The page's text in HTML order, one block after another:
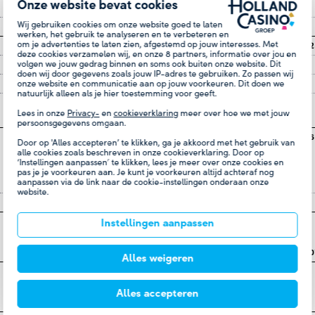
Onze website bevat cookies
Wij gebruiken cookies om onze website goed te laten
werken, het gebruik te analyseren en te verbeteren en
om je advertenties te laten zien, afgestemd op jouw interesses. Met
deze cookies verzamelen wij, en onze8partners, informatie over jou en
volgen we jouw gedrag binnen en soms ook buiten onze website. Dit
doen wij door gegevens zoals jouw IP-adres te gebruiken. Zo passen wij
onze website en communicatie aan op jouw voorkeuren. Dit doen we
natuurlijk alleen als je hier toestemming voor geeft.
Lees in onze Privacy- encookieverklaringmeer over hoe we met jouw
persoonsgegevens omgaan.
Door op 'Alles accepteren’ te klikken, ga je akkoord met het gebruik van
alle cookies zoals beschreven in onze cookieverklaring. Door op
‘Instellingen aanpassen’ te klikken, lees je meer over onze cookies en
pas je je voorkeuren aan. Je kunt je voorkeuren altijd achteraf nog
aanpassen via de link naar de cookie-instellingen onderaan onze
website.
Instellingen aanpassen
Alles weigeren
Alles accepteren
Personeelskosten 3 -302.296
-297.419
Operationele kosten
4 -143.084
-178.616
Brutobedrijfsresultaat
34.820
Financieringsbaten
5 2.920
4.062
Financieringslasten
6 -9.219
-10.502
deelnemingen
7
Resultaat voor
vennootschapsbelasting
uit voortgezette
bedrijfsactiviteiten
28.586
uit voortgezette
25.101
-
Resultaat na belasting uit
3.284 -3.519